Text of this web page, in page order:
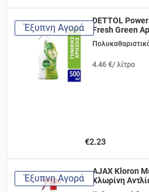
Έξυπνη Αγορά
DETTOL
Fresh Green
4.46 €/ λίτρο
€2.23
Έξυπνη Αγορά
AJAX Kloron
Χλωρίνη